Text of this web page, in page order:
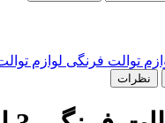
توالت فرنگی لوازم
نظرات